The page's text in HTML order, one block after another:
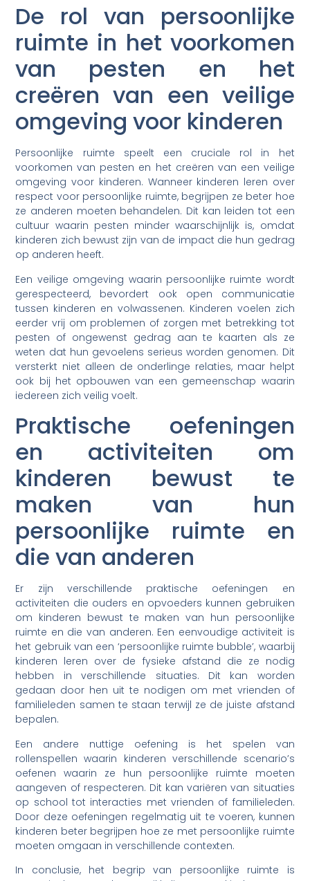
De rol van persoonlijke
ruimte in het voorkomen
van pesten en het
creëren van een veilige
omgeving voor kinderen
Persoonlijke ruimte speelt een cruciale rol in het
voorkomen van pesten en het creëren van een veilige
omgeving voor kinderen. Wanneer kinderen leren over
respect voor persoonlijke ruimte, begrijpen ze beter hoe
ze anderen moeten behandelen. Dit kan leiden tot een
cultuur waarin pesten minder waarschijnlijk is, omdat
kinderen zich bewust zijn van de impact die hun gedrag
op anderen heeft.
Een veilige omgeving waarin persoonlijke ruimte wordt
gerespecteerd, bevordert ook open communicatie
tussen kinderen en volwassenen. Kinderen voelen zich
eerder vrij om problemen of zorgen met betrekking tot
pesten of ongewenst gedrag aan te kaarten als ze
weten dat hun gevoelens serieus worden genomen. Dit
versterkt niet alleen de onderlinge relaties, maar helpt
ook bij het opbouwen van een gemeenschap waarin
iedereen zich veilig voelt.
Praktische oefeningen
en activiteiten om
kinderen bewust te
maken van hun
persoonlijke ruimte en
die van anderen
Er zijn verschillende praktische oefeningen en
activiteiten die ouders en opvoeders kunnen gebruiken
om kinderen bewust te maken van hun persoonlijke
ruimte en die van anderen. Een eenvoudige activiteit is
het gebruik van een ‘persoonlijke ruimte bubble’, waarbij
kinderen leren over de fysieke afstand die ze nodig
hebben in verschillende situaties. Dit kan worden
gedaan door hen uit te nodigen om met vrienden of
familieleden samen te staan terwijl ze de juiste afstand
bepalen.
Een andere nuttige oefening is het spelen van
rollenspellen waarin kinderen verschillende scenario’s
oefenen waarin ze hun persoonlijke ruimte moeten
aangeven of respecteren. Dit kan variëren van situaties
op school tot interacties met vrienden of familieleden.
Door deze oefeningen regelmatig uit te voeren, kunnen
kinderen beter begrijpen hoe ze met persoonlijke ruimte
moeten omgaan in verschillende contexten.
In conclusie, het begrip van persoonlijke ruimte is